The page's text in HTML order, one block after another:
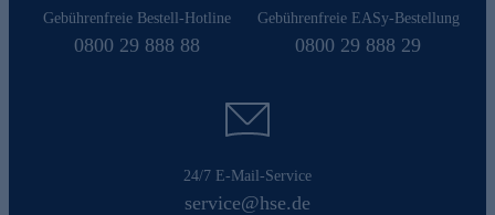
Gebührenfreie Bestell-Hotline
0800 29 888 88
Gebührenfreie EASy-Bestellung
0800 29 888 29
24/7 E-Mail-Service
service@hse.de